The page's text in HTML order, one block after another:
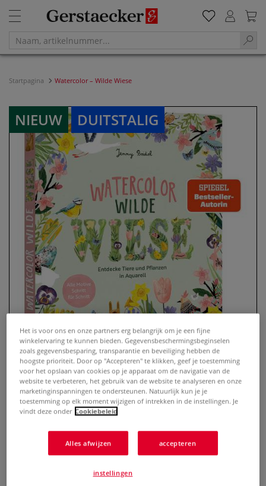
Startpagina Watercolor – Wilde Wiese
NIEUW DUITSTALIG
Watercolor – Wilde Wiese
Das Aquarellbuch für alle, die den Frühling mit dem Pinsel
lebendigen Wiesenmotiven.
Het is voor ons en onze partners erg belangrijk om je een fijne
winkelervaring te kunnen bieden. Gegevensbeschermingsbeginselen
zoals gegevensbesparing, transparantie en beveiliging hebben de
hoogste prioriteit. Door op "Accepteren" te klikken, geef je toestemming
voor het opslaan van cookies op je apparaat om de navigatie van de
website te verbeteren, het gebruik van de website te analyseren en onze
marketinginspanningen te ondersteunen. Natuurlijk kun je je
toestemming op elk moment wijzigen of intrekken in de instellingen. Je
vindt deze onder Cookiebeleid
Alles afwijzen accepteren
instellingen